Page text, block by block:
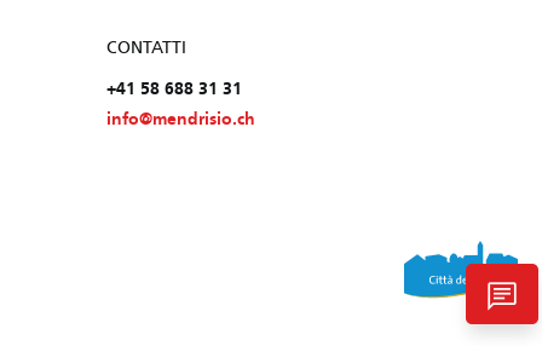
CONTATTI
+41 58 688 31 31
info@mendrisio.ch
chat